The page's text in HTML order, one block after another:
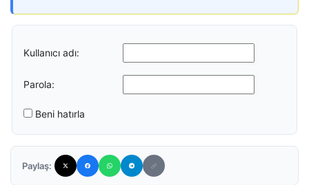
Kullanıcı adı:
Parola:
Beni hatırla
Paylaş: